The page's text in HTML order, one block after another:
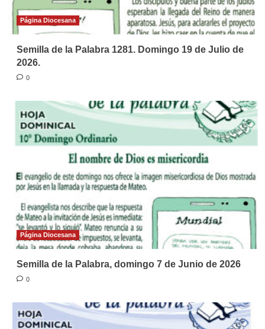
Página Diocesana
Semilla de la Palabra 1281. Domingo 19 de Julio de
2026.
0
Página Diocesana
Semilla de la Palabra, domingo 7 de Junio de 2026
0